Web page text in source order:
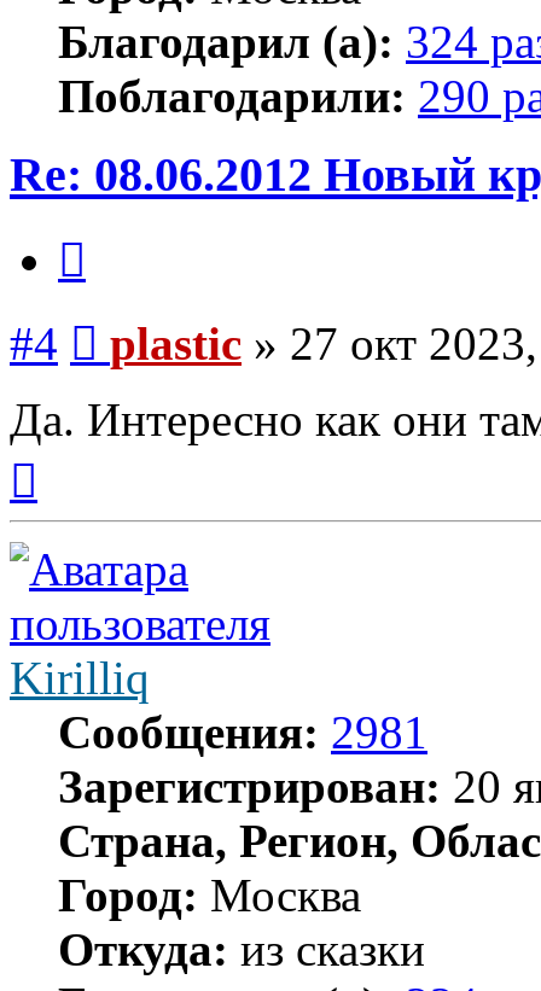
Благодарил (а): 324
Поблагодарили: 290
Re: 08.06.2012 Новый
#4 plastic » 27 окт
Да. Интересно как они
началу
Kirilliq
Сообщения: 2981
Зарегистрирован: 20
Страна, Регион,
Город: Москва
Откуда: из сказки